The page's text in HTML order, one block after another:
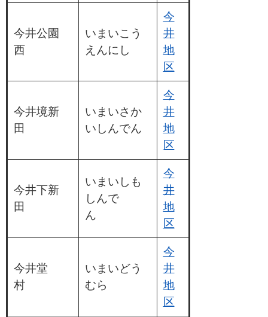
今井公園
西
いまいこう
えんにし
今
井
地
区
今井境新
田
いまいさか
いしんでん
今
井
地
区
今井下新
田
いまいしも
しんで
ん
今
井
地
区
今井堂
村
いまいどう
むら
今
井
地
区